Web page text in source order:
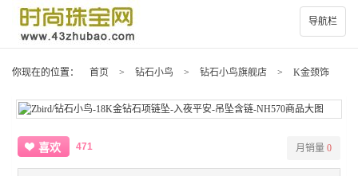
导航栏
你现在的位置： 首页 > 钻石小鸟 > 钻石小鸟旗舰店 > K金颈饰
喜欢 471 月销量 0